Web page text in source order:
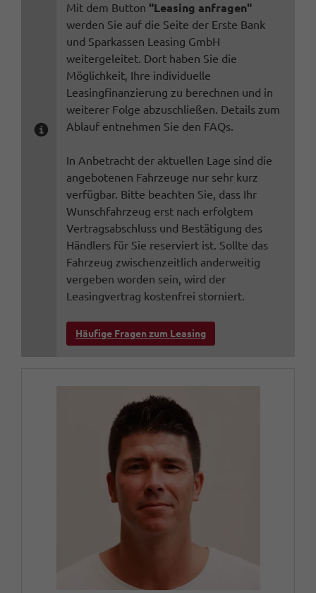
Mit dem Button "Leasing anfragen"
werden Sie auf die Seite der Erste Bank
und Sparkassen Leasing GmbH
weitergeleitet. Dort haben Sie die
Möglichkeit, Ihre individuelle
Leasingfinanzierung zu berechnen und in
weiterer Folge abzuschließen. Details zum
Ablauf entnehmen Sie den FAQs.
In Anbetracht der aktuellen Lage sind die
angebotenen Fahrzeuge nur sehr kurz
verfügbar. Bitte beachten Sie, dass Ihr
Wunschfahrzeug erst nach erfolgtem
Vertragsabschluss und Bestätigung des
Händlers für Sie reserviert ist. Sollte das
Fahrzeug zwischenzeitlich anderweitig
vergeben worden sein, wird der
Leasingvertrag kostenfrei storniert.
Häufige Fragen zum Leasing